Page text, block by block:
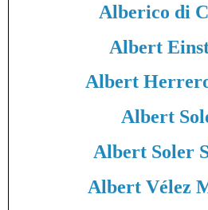
Alberico di
Albert
Albert
Albert
Albert Soler
Albert Vélez